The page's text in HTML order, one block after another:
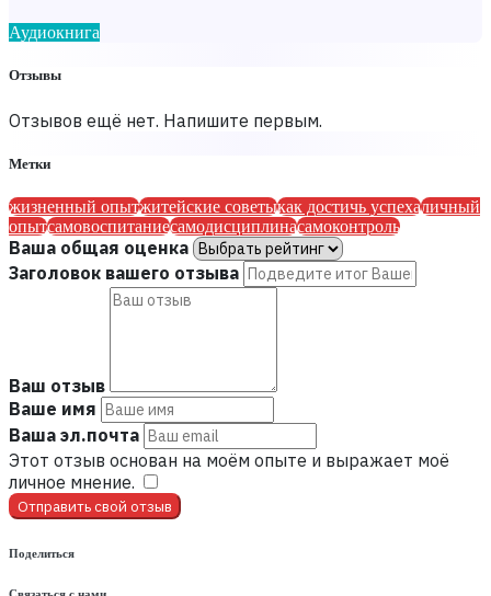
Аудиокнига
Отзывы
Отзывов ещё нет. Напишите первым.
Метки
жизненный опытжитейские советыкак достичь успехаличный
опытсамовоспитаниесамодисциплинасамоконтроль
Ваша общая оценка
Заголовок вашего отзыва
Ваш отзыв
Ваше имя
Ваша эл.почта
Этот отзыв основан на моём опыте и выражает моё
личное мнение.
Отправить свой отзыв
Поделиться